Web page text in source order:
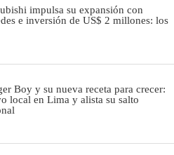
impulsa su expansión con
e inversión de US$ 2 millones: los
Boy y su nueva receta para crecer:
local en Lima y alista su salto